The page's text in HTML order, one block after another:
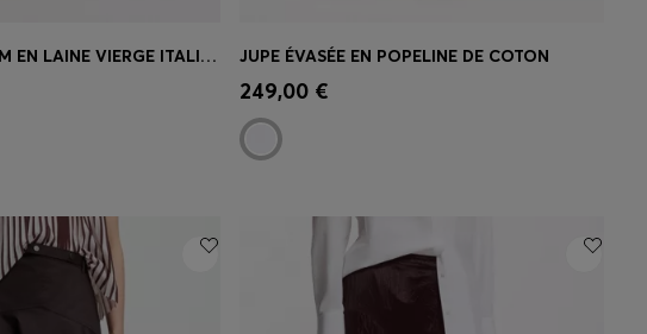
JUPE CRAYON SLIM EN LAINE VIERGE ITALIENNE
Achat rapide
taille)
JUPE ÉVASÉE EN POPELINE DE COTON
249,00 €